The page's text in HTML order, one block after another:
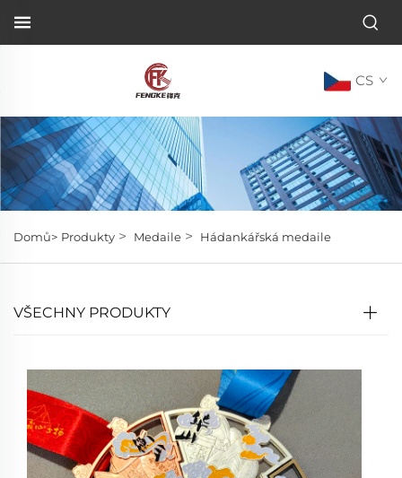
CS
Domů> Produkty > Medaile > Hádankářská medaile
VŠECHNY PRODUKTY